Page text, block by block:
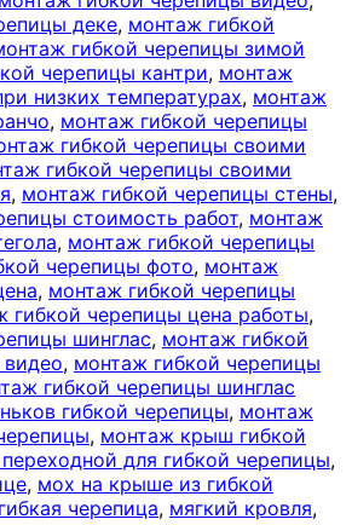
деке, монтаж гибкой
гибкой черепицы зимой
черепицы кантри, монтаж
низких температурах, монтаж
, монтаж гибкой черепицы
гибкой черепицы своими
гибкой черепицы своими
, монтаж гибкой черепицы стены,
стоимость работ, монтаж
, монтаж гибкой черепицы
черепицы фото, монтаж
, монтаж гибкой черепицы
гибкой черепицы цена работы,
шинглас, монтаж гибкой
, монтаж гибкой черепицы
гибкой черепицы шинглас
гибкой черепицы, монтаж
, монтаж крыш гибкой
для гибкой черепицы,
, мох на крыше из гибкой
черепица, мягкий кровля,